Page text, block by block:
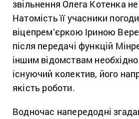
звільнення Олега Котенка
Натомість її учасники
віцепремʼєркою Іриною
після передачі функцій
іншим відомствам
існуючий колектив, його
якість роботи.
Водночас напередодні